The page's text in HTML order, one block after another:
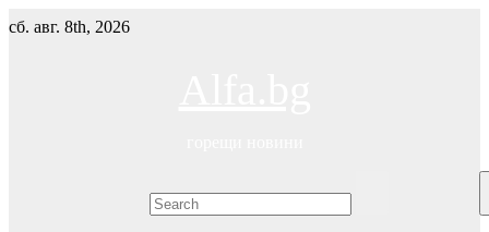
Skip
to
сб. авг. 8th, 2026